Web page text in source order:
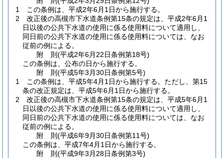
1
この条例は、平成2年6月1日から施行する。
2
改正後の高槻市下水道条例第15条の規定は、平成2年6月1
日以後の公共下水道の使用に係る使用料について適用し、
同日前の公共下水道の使用に係る使用料については、なお
従前の例による。
附 則(平成2年6月22日条例第18号)
この条例は、公布の日から施行する。
附 則(平成5年3月30日条例第5号)
1
この条例は、平成5年4月1日から施行する。 ただし、第15
条の改正規定は、平成5年6月1日から施行する。
2
改正後の高槻市下水道条例第15条の規定は、平成5年6月1
日以後の公共下水道の使用に係る使用料について適用し、
同日前の公共下水道の使用に係る使用料については、なお
従前の例による。
附 則(平成6年9月30日条例第11号)
この条例は、平成7年4月1日から施行する。
附 則(平成9年3月28日条例第3号)